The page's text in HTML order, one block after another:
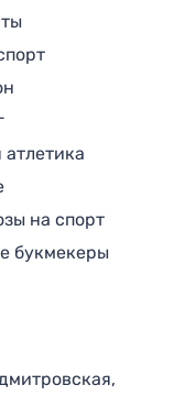
атлетика
на спорт
букмекеры